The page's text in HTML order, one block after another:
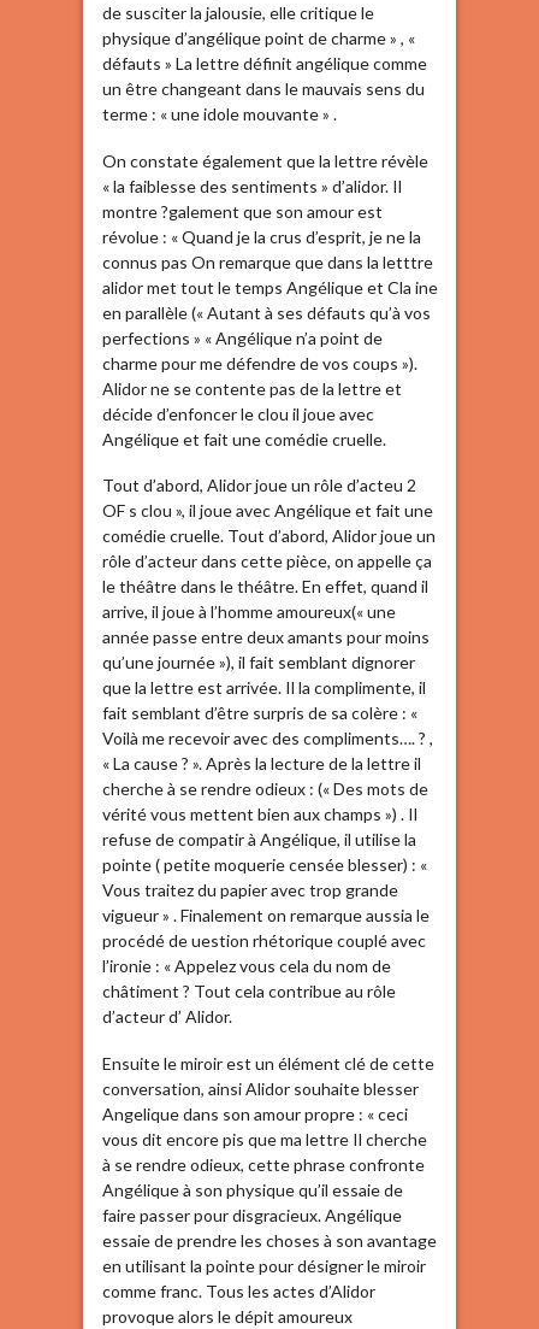
de susciter la jalousie, elle critique le
physique d’angélique point de charme » , «
défauts » La lettre définit angélique comme
un être changeant dans le mauvais sens du
terme : « une idole mouvante » .
On constate également que la lettre révèle
« la faiblesse des sentiments » d’alidor. Il
montre ?galement que son amour est
révolue : « Quand je la crus d’esprit, je ne la
connus pas On remarque que dans la letttre
alidor met tout le temps Angélique et Cla ine
en parallèle (« Autant à ses défauts qu’à vos
perfections » « Angélique n’a point de
charme pour me défendre de vos coups »).
Alidor ne se contente pas de la lettre et
décide d’enfoncer le clou il joue avec
Angélique et fait une comédie cruelle.
Tout d’abord, Alidor joue un rôle d’acteu 2
OF s clou », il joue avec Angélique et fait une
comédie cruelle. Tout d’abord, Alidor joue un
rôle d’acteur dans cette pièce, on appelle ça
le théâtre dans le théâtre. En effet, quand il
arrive, il joue à l’homme amoureux(« une
année passe entre deux amants pour moins
qu’une journée »), il fait semblant dignorer
que la lettre est arrivée. Il la complimente, il
fait semblant d’être surpris de sa colère : «
Voilà me recevoir avec des compliments…. ? ,
« La cause ? ». Après la lecture de la lettre il
cherche à se rendre odieux : (« Des mots de
vérité vous mettent bien aux champs ») . Il
refuse de compatir à Angélique, il utilise la
pointe ( petite moquerie censée blesser) : «
Vous traitez du papier avec trop grande
vigueur » . Finalement on remarque aussia le
procédé de uestion rhétorique couplé avec
l’ironie : « Appelez vous cela du nom de
châtiment ? Tout cela contribue au rôle
d’acteur d’ Alidor.
Ensuite le miroir est un élément clé de cette
conversation, ainsi Alidor souhaite blesser
Angelique dans son amour propre : « ceci
vous dit encore pis que ma lettre Il cherche
à se rendre odieux, cette phrase confronte
Angélique à son physique qu’il essaie de
faire passer pour disgracieux. Angélique
essaie de prendre les choses à son avantage
en utilisant la pointe pour désigner le miroir
comme franc. Tous les actes d’Alidor
provoque alors le dépit amoureux